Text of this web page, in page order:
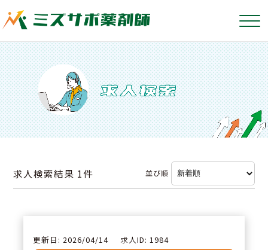
求人検索結果 1件 並び順
更新日: 2026/04/14 求人ID: 1984